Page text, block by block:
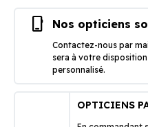
phone_iphone Nos opticiens
Contactez-nous par
sera à votre
personnalisé.
OPTICIENS